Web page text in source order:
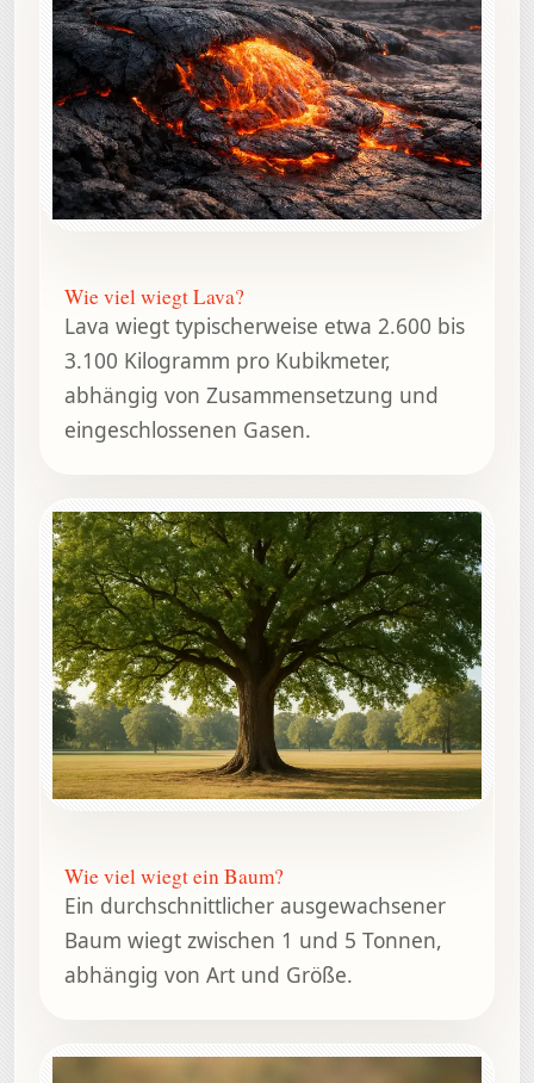
Wie viel wiegt Lava?
Lava wiegt typischerweise etwa 2.600 bis
3.100 Kilogramm pro Kubikmeter,
abhängig von Zusammensetzung und
eingeschlossenen Gasen.
Wie viel wiegt ein Baum?
Ein durchschnittlicher ausgewachsener
Baum wiegt zwischen 1 und 5 Tonnen,
abhängig von Art und Größe.